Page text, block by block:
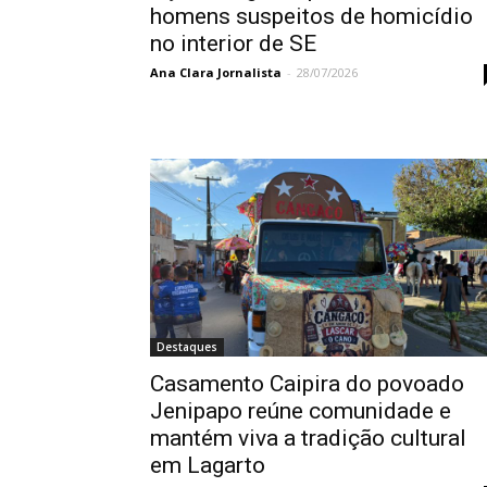
homens suspeitos de homicídio
no interior de SE
Ana Clara Jornalista - 28/07/2026
Destaques
Casamento Caipira do povoado
Jenipapo reúne comunidade e
mantém viva a tradição cultural
em Lagarto